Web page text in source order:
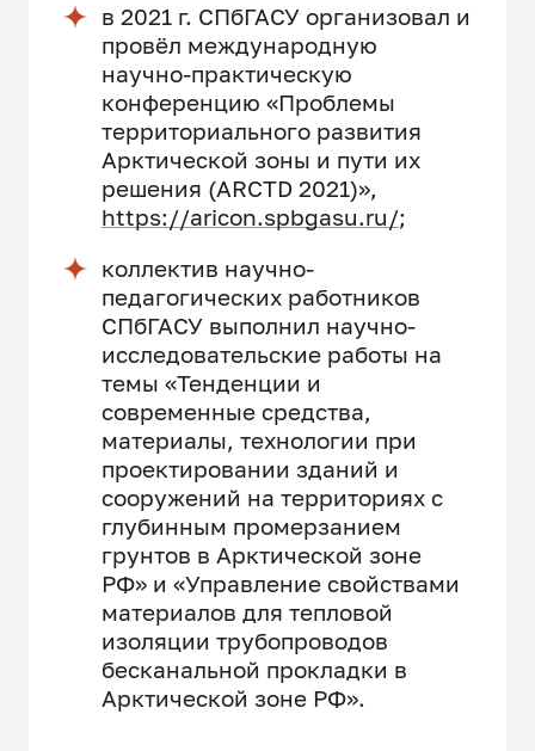
в 2021 г. СПбГАСУ организовал и
провёл международную
научно-практическую
конференцию «Проблемы
территориального развития
Арктической зоны и пути их
решения (ARCTD 2021)»,
https://aricon.spbgasu.ru/;
коллектив научно-
педагогических работников
СПбГАСУ выполнил научно-
исследовательские работы на
темы «Тенденции и
современные средства,
материалы, технологии при
проектировании зданий и
сооружений на территориях с
глубинным промерзанием
грунтов в Арктической зоне
РФ» и «Управление свойствами
материалов для тепловой
изоляции трубопроводов
бесканальной прокладки в
Арктической зоне РФ».